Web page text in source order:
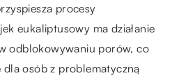
procesy
eukaliptusowy ma działanie
odblokowywaniu porów, co
osób z problematyczną